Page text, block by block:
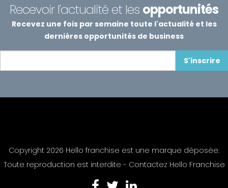
Recevoir l'actualité et les opportunités
Recevez une fois par semaine toute l'actualité et les
dernières opportunités de business
S'inscrire
Copyright 2026 Hello franchise est une marque déposée.
Toute reproduction est interdite - Contactez Hello Franchise